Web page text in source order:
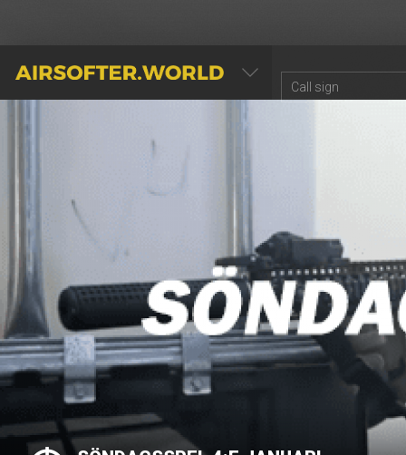
AIRSOFTER.WORLD